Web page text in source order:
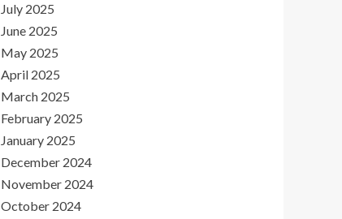
July 2025
June 2025
May 2025
April 2025
March 2025
February 2025
January 2025
December 2024
November 2024
October 2024